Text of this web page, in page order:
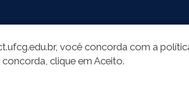
você concorda com a
clique em Aceito.